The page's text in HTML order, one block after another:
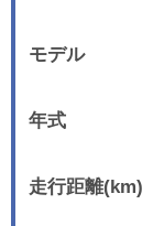
モデル
年式
走行距離(km)